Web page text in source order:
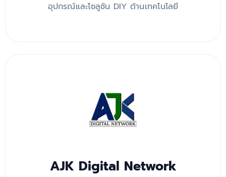
อุปกรณ์และโซลูชัน DIY ด้านเทคโนโลยี
AJK Digital Network